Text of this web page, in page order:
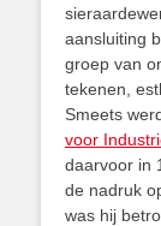
aansluiting
groep van
tekenen,
Smeets
voor
daarvoor in
de nadruk
was hij